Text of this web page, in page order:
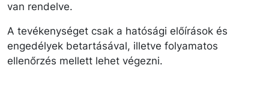
van rendelve.
A tevékenységet csak a hatósági előírások és
engedélyek betartásával, illetve folyamatos
ellenőrzés mellett lehet végezni.